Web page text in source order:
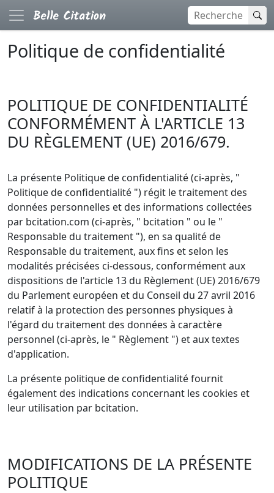
Politique de confidentialité
POLITIQUE DE CONFIDENTIALITÉ
CONFORMÉMENT À L'ARTICLE 13
DU RÈGLEMENT (UE) 2016/679.
La présente Politique de confidentialité (ci-après, "
Politique de confidentialité ") régit le traitement des
données personnelles et des informations collectées
par bcitation.com (ci-après, " bcitation " ou le "
Responsable du traitement "), en sa qualité de
Responsable du traitement, aux fins et selon les
modalités précisées ci-dessous, conformément aux
dispositions de l'article 13 du Règlement (UE) 2016/679
du Parlement européen et du Conseil du 27 avril 2016
relatif à la protection des personnes physiques à
l'égard du traitement des données à caractère
personnel (ci-après, le " Règlement ") et aux textes
d'application.
La présente politique de confidentialité fournit
également des indications concernant les cookies et
leur utilisation par bcitation.
MODIFICATIONS DE LA PRÉSENTE
POLITIQUE